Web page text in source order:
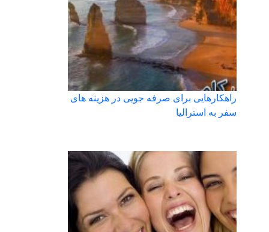
راهکارهایی برای صرفه جویی در هزینه های
سفر به استرالیا